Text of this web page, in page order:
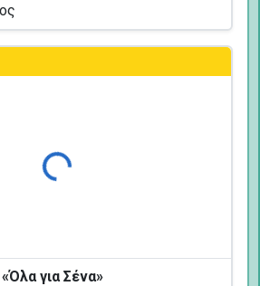
Φόρτωση...
για Σένα»